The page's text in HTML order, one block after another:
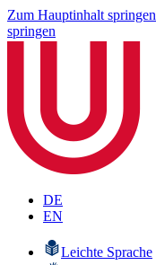
Zum Hauptinhalt springen
springen
DE
EN
Leichte Sprache